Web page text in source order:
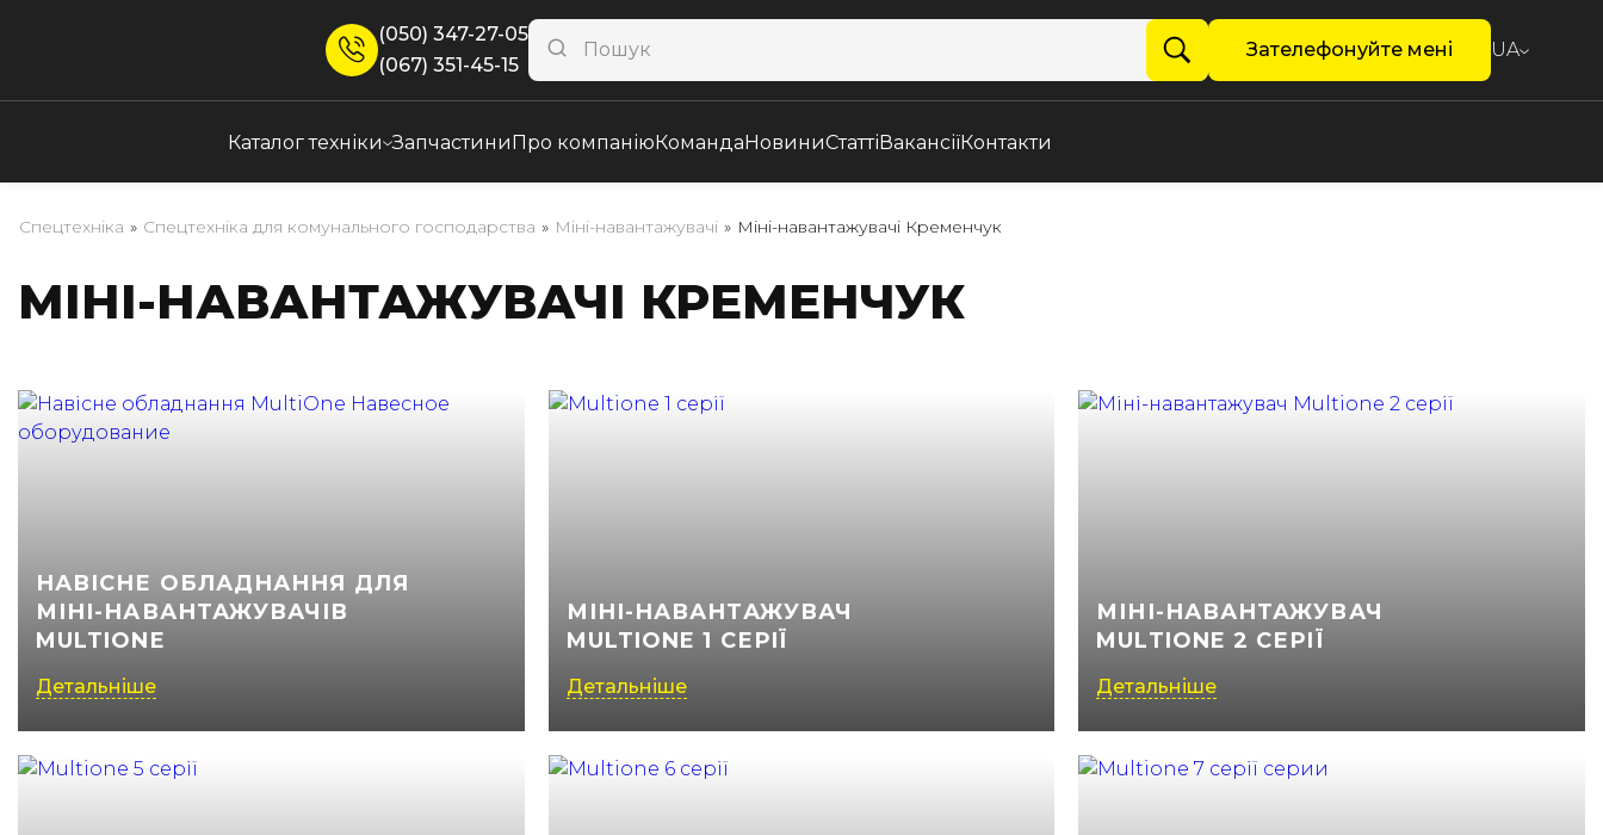
(050) 347-27-05
(067) 351-45-15
Зателефонуйте мені UA
Каталог техніки ЗапчастиниПро компаніюКомандаНовиниСтаттіВакансіїКонтакти
Спецтехніка » Спецтехніка для комунального господарства » Міні-навантажувачі » Міні-навантажувачі Кременчук
МІНІ-НАВАНТАЖУВАЧІ КРЕМЕНЧУК
НАВІСНЕ ОБЛАДНАННЯ ДЛЯ
МІНІ-НАВАНТАЖУВАЧІВ
MULTIONE
Детальніше
МІНІ-НАВАНТАЖУВАЧ
MULTIONE 1 СЕРІЇ
Детальніше
МІНІ-НАВАНТАЖУВАЧ
MULTIONE 2 СЕРІЇ
Детальніше